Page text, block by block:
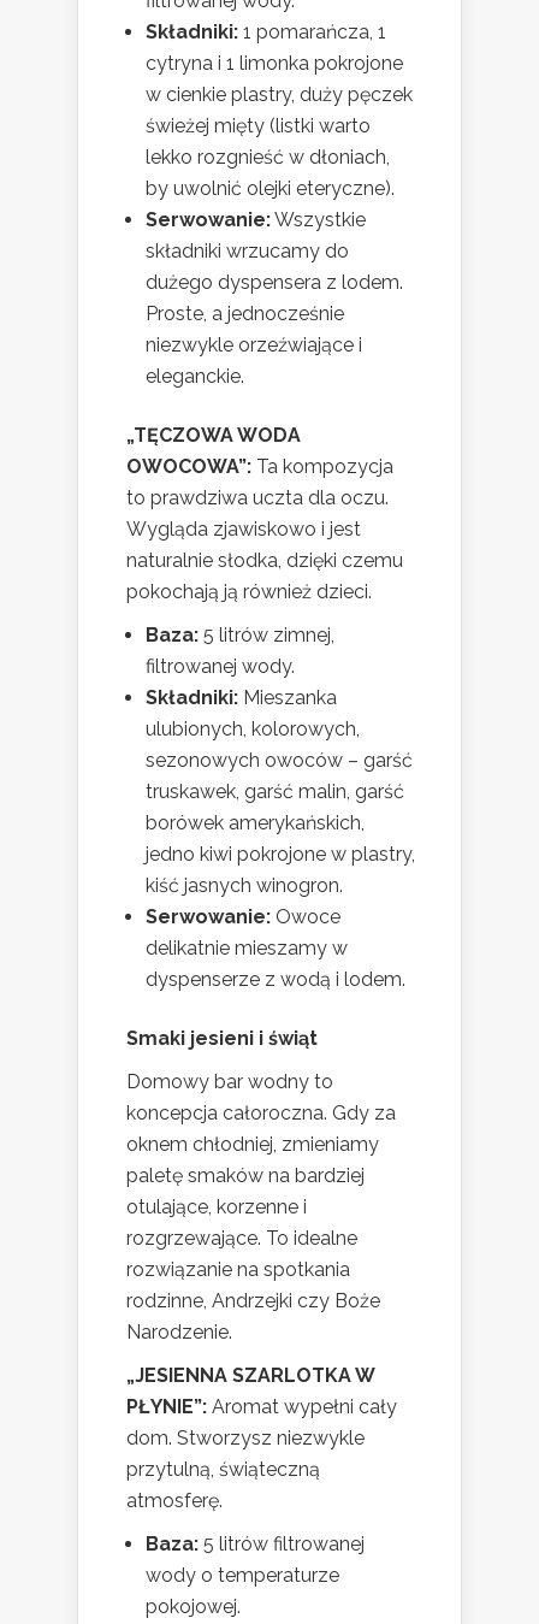
Składniki: 1 pomarańcza, 1
cytryna i 1 limonka pokrojone
w cienkie plastry, duży pęczek
świeżej mięty (listki warto
lekko rozgnieść w dłoniach,
by uwolnić olejki eteryczne).
Serwowanie:Wszystkie
składniki wrzucamy do
dużego dyspensera z lodem.
Proste, a jednocześnie
niezwykle orzeźwiające i
eleganckie.
„TĘCZOWA WODA
OWOCOWA”: Ta kompozycja
to prawdziwa uczta dla oczu.
Wygląda zjawiskowo i jest
naturalnie słodka, dzięki czemu
pokochają ją również dzieci.
Baza: 5 litrów zimnej,
filtrowanej wody.
Składniki: Mieszanka
ulubionych, kolorowych,
sezonowych owoców – garść
truskawek, garść malin, garść
borówek amerykańskich,
jedno kiwi pokrojone w plastry,
kiść jasnych winogron.
Serwowanie: Owoce
delikatnie mieszamy w
dyspenserze z wodą i lodem.
Smaki jesieni i świąt
Domowy bar wodny to
koncepcja całoroczna. Gdy za
oknem chłodniej, zmieniamy
paletę smaków na bardziej
otulające, korzenne i
rozgrzewające. To idealne
rozwiązanie na spotkania
rodzinne, Andrzejki czy Boże
Narodzenie.
„JESIENNA SZARLOTKA W
PŁYNIE”: Aromat wypełni cały
dom. Stworzysz niezwykle
przytulną, świąteczną
atmosferę.
Baza: 5 litrów filtrowanej
wody o temperaturze
pokojowej.